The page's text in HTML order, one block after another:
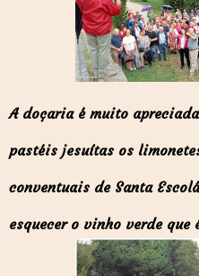
A doçaria é muito
pastéis jesuítas os
conventuais de Santa
esquecer o vinho verde